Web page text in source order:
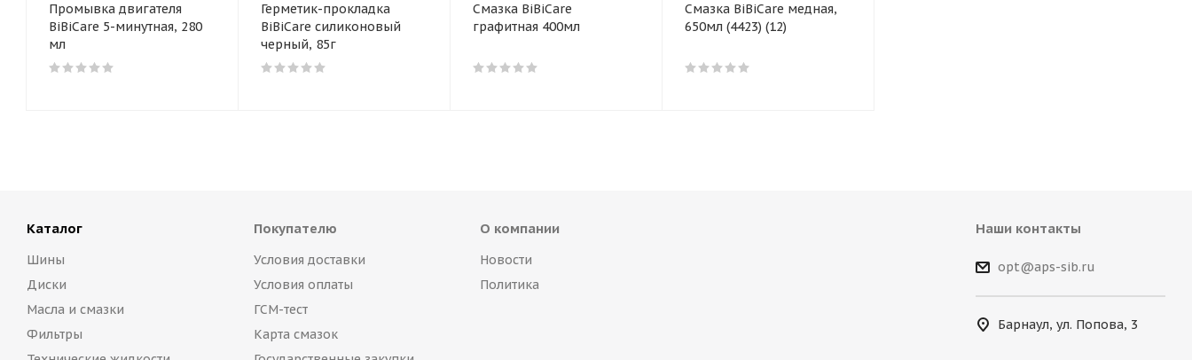
Промывка двигателя
BiBiCare 5-минутная, 280
мл
Герметик-прокладка
BiBiCare силиконовый
черный, 85г
Смазка BiBiCare
графитная 400мл
Смазка BiBiCare медная,
650мл (4423) (12)
Каталог
Шины
Диски
Масла и смазки
Фильтры
Покупателю
Условия доставки
Условия оплаты
ГСМ-тест
Карта смазок
О компании
Новости
Политика
Наши контакты
opt@aps-sib.ru
Барнаул, ул. Попова, 3